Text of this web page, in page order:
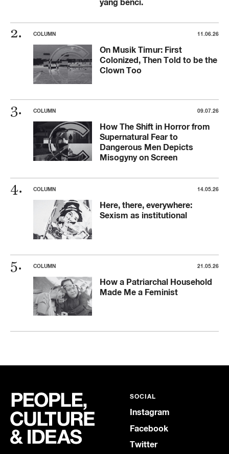
yang benci.
COLUMN 11.06.26
On Musik Timur: First
Colonized, Then Told to be the
Clown Too
COLUMN 09.07.26
How The Shift in Horror from
Supernatural Fear to
Dangerous Men Depicts
Misogyny on Screen
COLUMN 14.05.26
Here, there, everywhere:
Sexism as institutional
COLUMN 21.05.26
How a Patriarchal Household
Made Me a Feminist
SOCIAL
Instagram
Facebook
Twitter